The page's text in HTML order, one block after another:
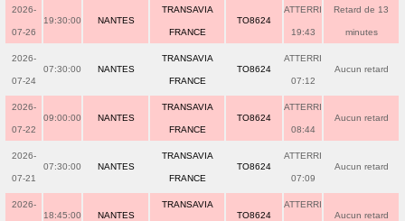
2026-
07-26
19:30:00 NANTES
TRANSAVIA
FRANCE
TO8624
ATTERRI
19:43
Retard de 13
minutes
2026-
07-24
07:30:00 NANTES
TRANSAVIA
FRANCE
TO8624
ATTERRI
07:12
Aucun retard
2026-
07-22
09:00:00 NANTES
TRANSAVIA
FRANCE
TO8624
ATTERRI
08:44
Aucun retard
2026-
07-21
07:30:00 NANTES
TRANSAVIA
FRANCE
TO8624
ATTERRI
07:09
Aucun retard
2026-
18:45:00 NANTES
TRANSAVIA
TO8624
ATTERRI
Aucun retard